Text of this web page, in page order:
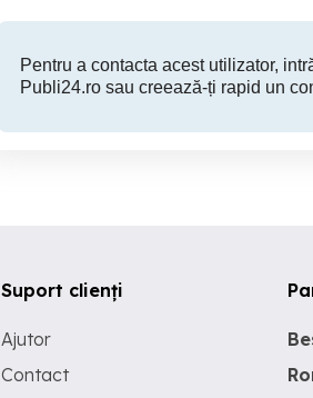
Pentru a contacta acest utilizator,
Publi24.ro sau creează-ți rapid un
Suport clienți
Ajutor
Contact